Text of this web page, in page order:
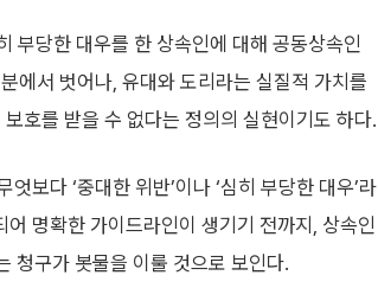
부당한 대우를 한 상속인에 대해 공동상속인
에서 벗어나, 유대와 도리라는 실질적 가치를
호를 받을 수 없다는 정의의 실현이기도 하다.
보다 ‘중대한 위반’이나 ‘심히 부당한 대우’라
명확한 가이드라인이 생기기 전까지, 상속인
청구가 봇물을 이룰 것으로 보인다.